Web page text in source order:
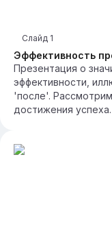
Эффективность
Слайд 1
Презентация о
эффективности,
'после'.
достижения успеха.